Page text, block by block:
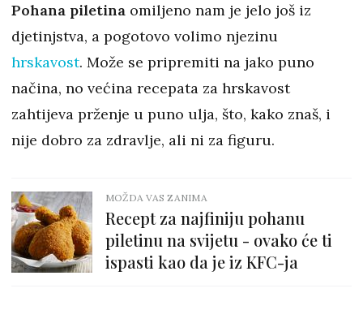
Pohana piletina omiljeno nam je jelo još iz
djetinjstva, a pogotovo volimo njezinu
hrskavost. Može se pripremiti na jako puno
načina, no većina recepata za hrskavost
zahtijeva prženje u puno ulja, što, kako znaš, i
nije dobro za zdravlje, ali ni za figuru.
MOŽDA VAS ZANIMA
Recept za najfiniju pohanu
piletinu na svijetu - ovako će ti
ispasti kao da je iz KFC-ja